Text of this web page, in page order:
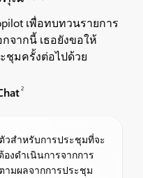
เพื่อทบทวนรายการ
จากนี้ เธอยังขอให้
ชุมครั้งต่อไปด้วย
2
วสำหรับการประชุมที่จะ
งดำเนินการจากการ
ามผลจากการประชุม